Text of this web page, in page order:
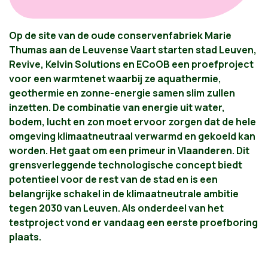
Op de site van de oude conservenfabriek Marie
Thumas aan de Leuvense Vaart starten stad Leuven,
Revive, Kelvin Solutions en ECoOB een proefproject
voor een warmtenet waarbij ze aquathermie,
geothermie en zonne-energie samen slim zullen
inzetten. De combinatie van energie uit water,
bodem, lucht en zon moet ervoor zorgen dat de hele
omgeving klimaatneutraal verwarmd en gekoeld kan
worden. Het gaat om een primeur in Vlaanderen. Dit
grensverleggende technologische concept biedt
potentieel voor de rest van de stad en is een
belangrijke schakel in de klimaatneutrale ambitie
tegen 2030 van Leuven. Als onderdeel van het
testproject vond er vandaag een eerste proefboring
plaats.